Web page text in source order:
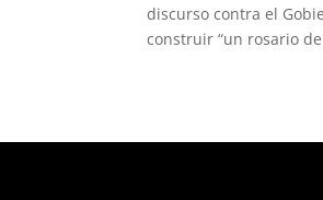
discurso contra el
construir “un rosario